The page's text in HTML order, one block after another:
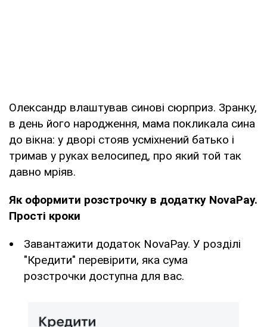
Олександр влаштував синові сюрприз. Зранку,
в день його народження, мама покликала сина
до вікна: у дворі стояв усміхнений батько і
тримав у руках велосипед, про який той так
давно мріяв.
Як оформити розстрочку в додатку NovaPay.
Прості кроки
Завантажити додаток NovaPay. У розділі
"Кредити" перевірити, яка сума
розстрочки доступна для вас.